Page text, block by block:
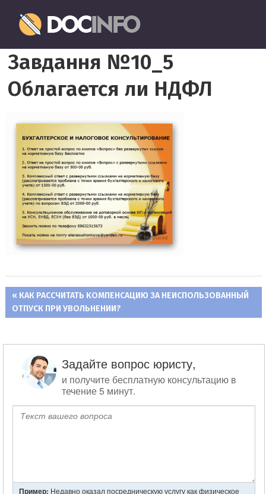
перейти
к
содержимому
оформление
и
заполнение
документов
Завдання №10_5
Облагается ли НДФЛ
Навигация
записям
ПРЕДЫДУЩАЯ
ЗАПИСЬ:
КАК РАССЧИТАТЬ КОМПЕНСАЦИЮ ЗА НЕИСПОЛЬЗОВАННЫЙ
ОТПУСК ПРИ УВОЛЬНЕНИИ?